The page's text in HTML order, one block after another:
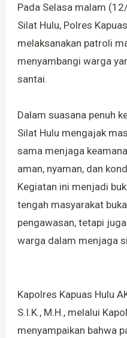
Pada Selasa malam
Silat Hulu, Polres
melaksanakan patroli
menyambangi warga
santai.
Dalam suasana penuh
Silat Hulu mengajak
sama menjaga
aman, nyaman, dan
Kegiatan ini menjadi
tengah masyarakat
pengawasan, tetapi
warga dalam menjaga
Kapolres Kapuas Hulu
S.I.K., M.H., melalui
menyampaikan bahwa